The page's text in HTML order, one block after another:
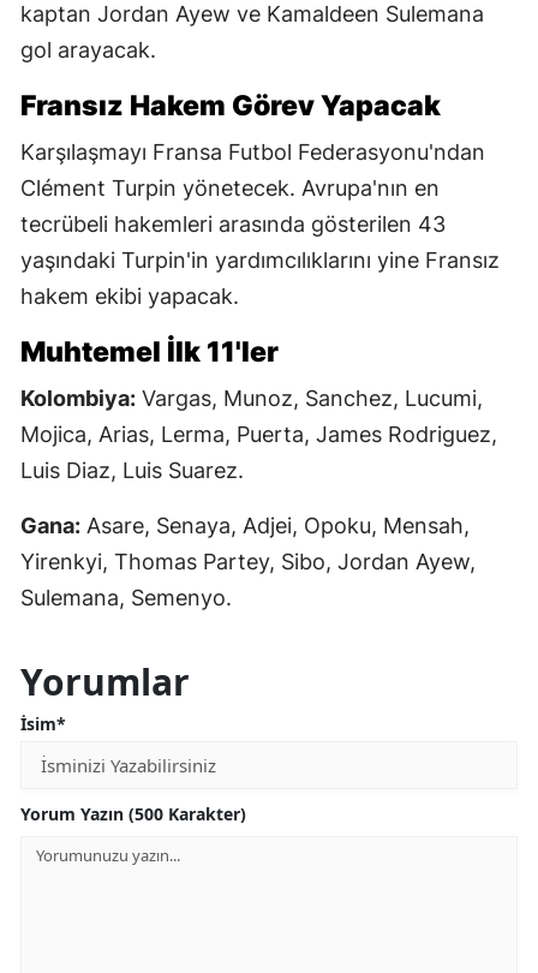
kaptan Jordan Ayew ve Kamaldeen Sulemana
gol arayacak.
Fransız Hakem Görev Yapacak
Karşılaşmayı Fransa Futbol Federasyonu'ndan
Clément Turpin yönetecek. Avrupa'nın en
tecrübeli hakemleri arasında gösterilen 43
yaşındaki Turpin'in yardımcılıklarını yine Fransız
hakem ekibi yapacak.
Muhtemel İlk 11'ler
Kolombiya: Vargas, Munoz, Sanchez, Lucumi,
Mojica, Arias, Lerma, Puerta, James Rodriguez,
Luis Diaz, Luis Suarez.
Gana: Asare, Senaya, Adjei, Opoku, Mensah,
Yirenkyi, Thomas Partey, Sibo, Jordan Ayew,
Sulemana, Semenyo.
Yorumlar
İsim*
Yorum Yazın (500 Karakter)